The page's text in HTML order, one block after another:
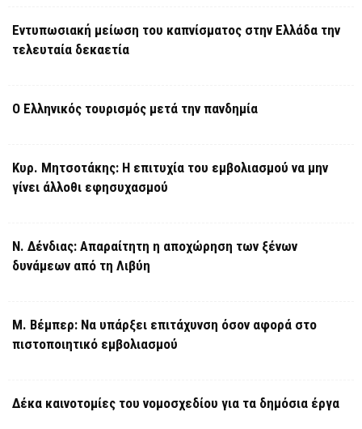
Εντυπωσιακή μείωση του καπνίσματος στην Ελλάδα την
τελευταία δεκαετία
Ο Ελληνικός τουρισμός μετά την πανδημία
Κυρ. Μητσοτάκης: Η επιτυχία του εμβολιασμού να μην
γίνει άλλοθι εφησυχασμού
Ν. Δένδιας: Απαραίτητη η αποχώρηση των ξένων
δυνάμεων από τη Λιβύη
Μ. Βέμπερ: Να υπάρξει επιτάχυνση όσον αφορά στο
πιστοποιητικό εμβολιασμού
Δέκα καινοτομίες του νομοσχεδίου για τα δημόσια έργα